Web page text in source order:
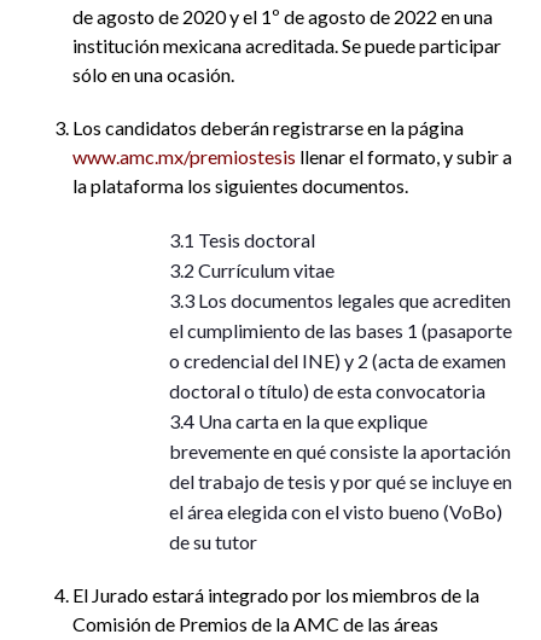
de agosto de 2020 y el 1º de agosto de 2022 en una
institución mexicana acreditada. Se puede participar
sólo en una ocasión.
Los candidatos deberán registrarse en la página
www.amc.mx/premiostesis llenar el formato, y subir a
la plataforma los siguientes documentos.
3.1 Tesis doctoral
3.2 Currículum vitae
3.3 Los documentos legales que acrediten
el cumplimiento de las bases 1 (pasaporte
o credencial del INE) y 2 (acta de examen
doctoral o título) de esta convocatoria
3.4 Una carta en la que explique
brevemente en qué consiste la aportación
del trabajo de tesis y por qué se incluye en
el área elegida con el visto bueno (VoBo)
de su tutor
El Jurado estará integrado por los miembros de la
Comisión de Premios de la AMC de las áreas